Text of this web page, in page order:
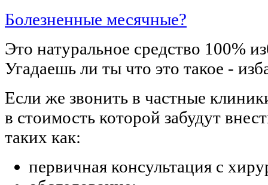
Болезненные месячные?
Это натуральное средство 100%
Угадаешь ли ты что это такое -
Если же звонить в частные
в стоимость которой забудут
таких как:
первичная консультация с